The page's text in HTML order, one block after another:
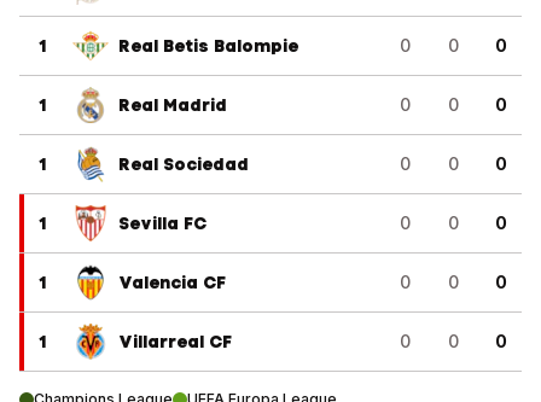
1 Real Betis Balompie 0 0 0
1 Real Madrid 0 0 0
1 Real Sociedad 0 0 0
1 Sevilla FC 0 0 0
1 Valencia CF 0 0 0
1 Villarreal CF 0 0 0